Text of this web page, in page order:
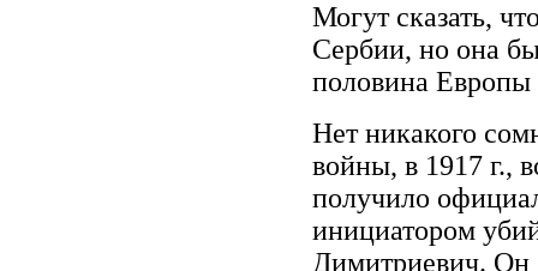
Могут сказать,
Сербии, но она
половина Европы
Нет никакого
войны, в 1917 г.,
получило
инициатором
Димитриевич. Он